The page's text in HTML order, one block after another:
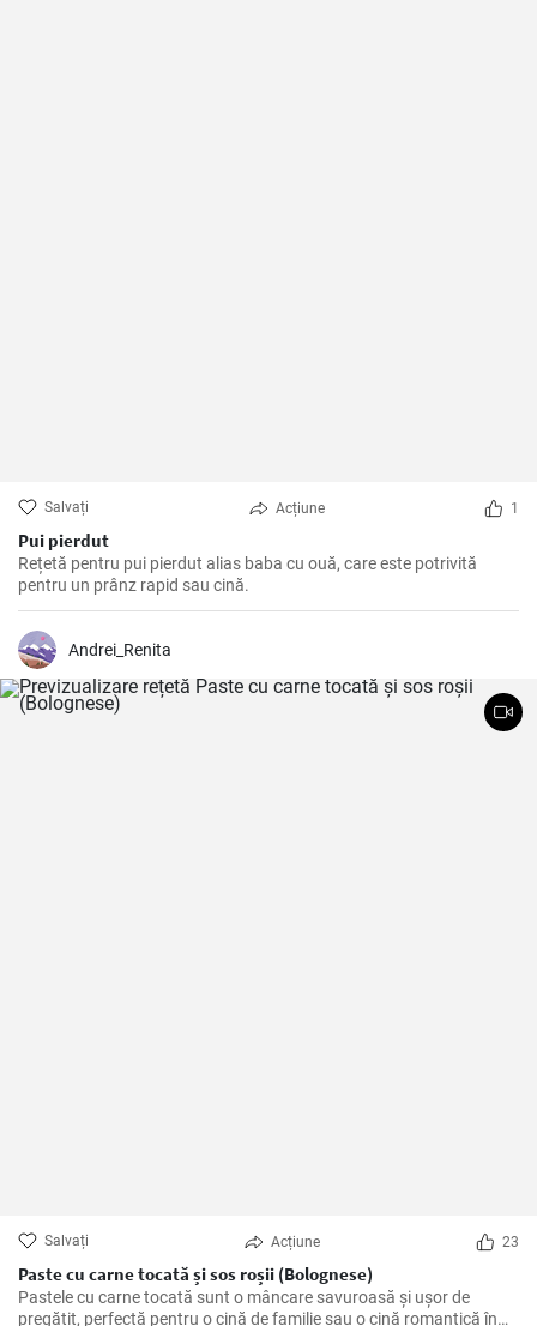
Salvați Acțiune 1
Pui pierdut
Rețetă pentru pui pierdut alias baba cu ouă, care este potrivită
pentru un prânz rapid sau cină.
Andrei_Renita
Salvați Acțiune 23
Paste cu carne tocată și sos roșii (Bolognese)
Pastele cu carne tocată sunt o mâncare savuroasă și ușor de
pregătit, perfectă pentru o cină de familie sau o cină romantică în